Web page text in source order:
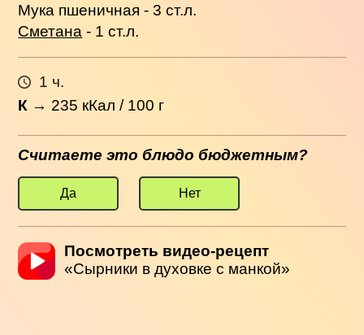
Мука пшеничная - 3 ст.л.
Сметана - 1 ст.л.
1 ч.
К → 235 кКал / 100 г
Считаете это блюдо бюджетным?
Да Нет
Посмотреть видео-рецепт
«Сырники в духовке с манкой»